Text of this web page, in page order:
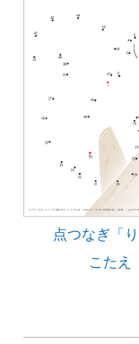
点つなぎ「り
こたえ